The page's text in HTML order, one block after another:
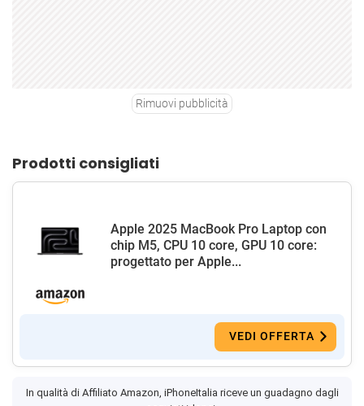
Rimuovi pubblicità
Prodotti consigliati
Apple 2025 MacBook Pro Laptop con
chip M5, CPU 10 core, GPU 10 core:
progettato per Apple...
VEDI OFFERTA
In qualità di Affiliato Amazon, iPhoneItalia riceve un guadagno dagli